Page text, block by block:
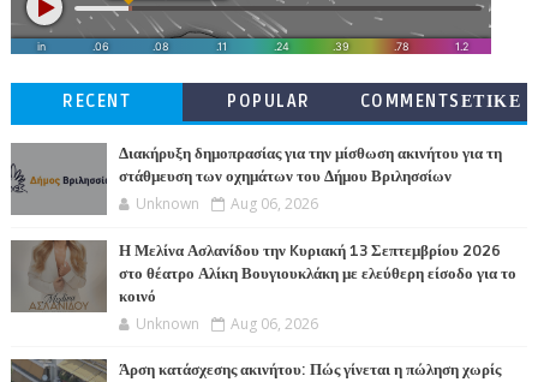
RECENT POPULAR
COMMENTSΕΤΙΚΕ
Διακήρυξη δημοπρασίας για την μίσθωση ακινήτου για τη
στάθμευση των οχημάτων του Δήμου Βριλησσίων
Unknown Aug 06, 2026
Η Μελίνα Ασλανίδου την Kυριακή 13 Σεπτεμβρίου 2026
στο θέατρο Αλίκη Βουγιουκλάκη με ελεύθερη είσοδο για το
κοινό
Unknown Aug 06, 2026
Άρση κατάσχεσης ακινήτου: Πώς γίνεται η πώληση χωρίς